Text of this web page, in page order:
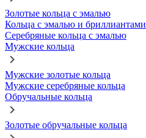
Золотые кольца с эмалью
Кольца с эмалью и бриллиантами
Серебряные кольца с эмалью
Мужские кольца
Мужские золотые кольца
Мужские серебряные кольца
Обручальные кольца
Золотые обручальные кольца